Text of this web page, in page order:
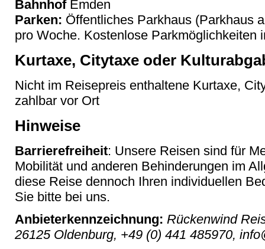
BahnhofEmden
Parken: Öffentliches Parkhaus (Parkhaus
pro Woche. Kostenlose Parkmöglichkeiten
Kurtaxe, Citytaxe oder
Nicht im Reisepreis enthaltene Kurtaxe,
zahlbar vor Ort
Hinweise
Barrierefreiheit: Unsere Reisen sind für
Mobilität und anderen Behinderungen im
diese Reise dennoch Ihren individuellen
Sie bitte bei uns.
Anbieterkennzeichnung: Rückenwind
26125 Oldenburg, +49 (0) 441 485970,